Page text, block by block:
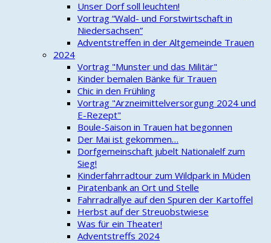
Unser Dorf soll leuchten!
Vortrag “Wald- und Forstwirtschaft in
Niedersachsen”
Adventstreffen in der Altgemeinde Trauen
2024
Vortrag "Munster und das Militär"
Kinder bemalen Bänke für Trauen
Chic in den Frühling
Vortrag "Arzneimittelversorgung 2024 und
E-Rezept"
Boule-Saison in Trauen hat begonnen
Der Mai ist gekommen…
Dorfgemeinschaft jubelt Nationalelf zum
Sieg!
Kinderfahrradtour zum Wildpark in Müden
Piratenbank an Ort und Stelle
Fahrradrallye auf den Spuren der Kartoffel
Herbst auf der Streuobstwiese
Was für ein Theater!
Adventstreffs 2024